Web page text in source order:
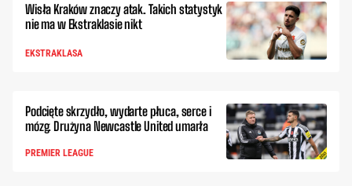
Wisła Kraków znaczy atak. Takich statystyk
nie ma w Ekstraklasie nikt
EKSTRAKLASA
Podcięte skrzydło, wydarte płuca, serce i
mózg. Drużyna Newcastle United umarła
PREMIER LEAGUE